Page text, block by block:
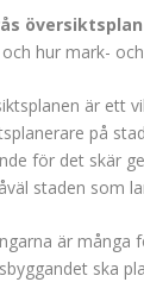
översiktsplan
hur mark-
är ett
på
för det skär
staden som
är många
ska